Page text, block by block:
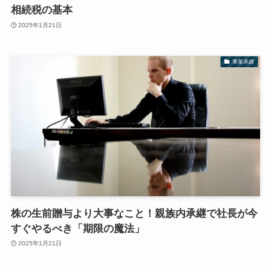
相続税の基本
2025年1月21日
事業承継
株の生前贈与より大事なこと！親族内承継で社長が今
すぐやるべき「期限の魔法」
2025年1月21日